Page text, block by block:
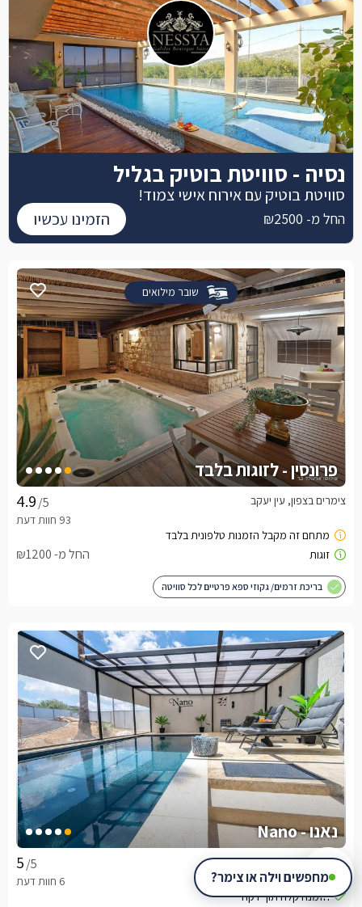
שובר מילואים
פרונסין - לזוגות בלבד
/5 צימרים בצפון, עין יעקב
החל מ- ₪1200
בריכת זרמים/ גקוזי ספא פרטיים לכל סוויטה
נאנו - Nano
/5 סוויטה בצפון, עין יעקב
נסיה - סוויטת בוטיק בגליל
סוויטת בוטיק עם אירוח אישי צמוד!
החל מ- ₪2500 הזמינו עכשיו
מחפשים וילה או צימר?